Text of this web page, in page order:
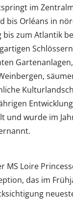
im
bis Orléans in
zum Atlantik
und wurde im
MS Loire
das im